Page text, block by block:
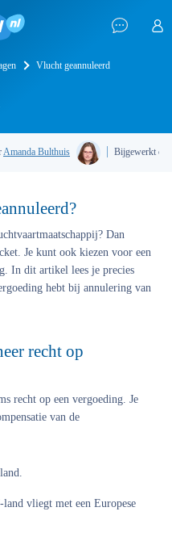
Vlucht geannuleerd
Amanda Bulthuis Bijgewerkt op
Dan
Je kunt ook kiezen voor een
In dit artikel lees je precies
hebt bij annulering van
recht op
recht op een vergoeding. Je
van de
vliegt met een Europese